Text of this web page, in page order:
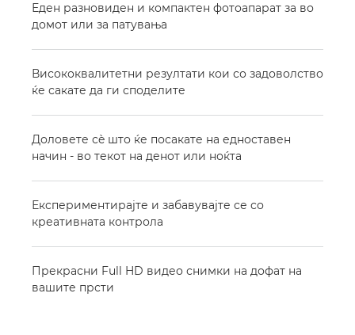
Еден разновиден и компактен фотоапарат за во
домот или за патувања
Висококвалитетни резултати кои со задоволство
ќе сакате да ги споделите
Доловете сè што ќе посакате на едноставен
начин - во текот на денот или ноќта
Експериментирајте и забавувајте се со
креативната контрола
Прекрасни Full HD видео снимки на дофат на
вашите прсти